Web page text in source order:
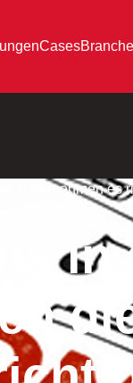
Cases
Unternehmen es
in